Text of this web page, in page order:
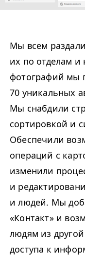
Мы всем
их по отделам
фотографий мы
70 уникальных
Мы снабдили
сортировкой и
Обеспечили
операций с
изменили
и
и людей. Мы
«Контакт» и
людям из
доступа к